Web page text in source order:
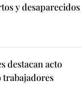
y desaparecidos
destacan acto